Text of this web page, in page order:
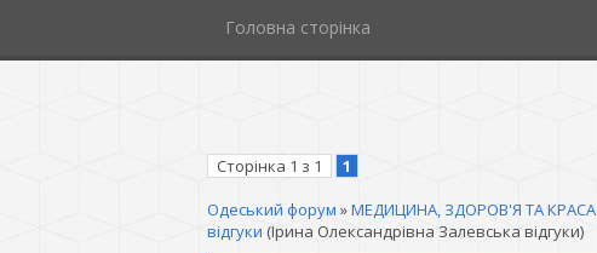
Головна сторінка
Сторінка 1 з 1
1
Одеський форум »МЕДИЦИНА, ЗДОРОВ'Я ТА КРАСА
відгуки (Ірина Олександрівна Залевська відгуки)